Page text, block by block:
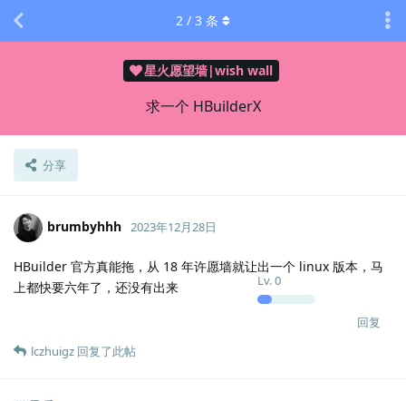
星火愿望墙|wish wall
求一个 HBuilderX
分享
2 / 3 条
brumbyhhh
Lv.0
2023年12月28日
HBuilder 官方真能拖，从 18 年许愿墙就让出一个 linux 版本，马
上都快要六年了，还没有出来
回复
lczhuigz 回复了此帖